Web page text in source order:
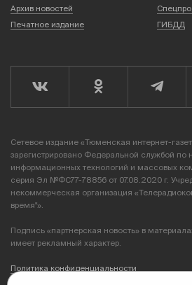
Архив новостей
Печатное издание
ГИБДД
Сетевое издание «Тюменская интернет-
зарегистрировано Федеральной службой по
информационных технологий и массовых
серия Эл №ФС77-78856 от 07.08.2020 г.
некоммерческая организация
время"».
Подпись «партнерская новость» в
имеет рекламный характер.
Политика конфиденциальности